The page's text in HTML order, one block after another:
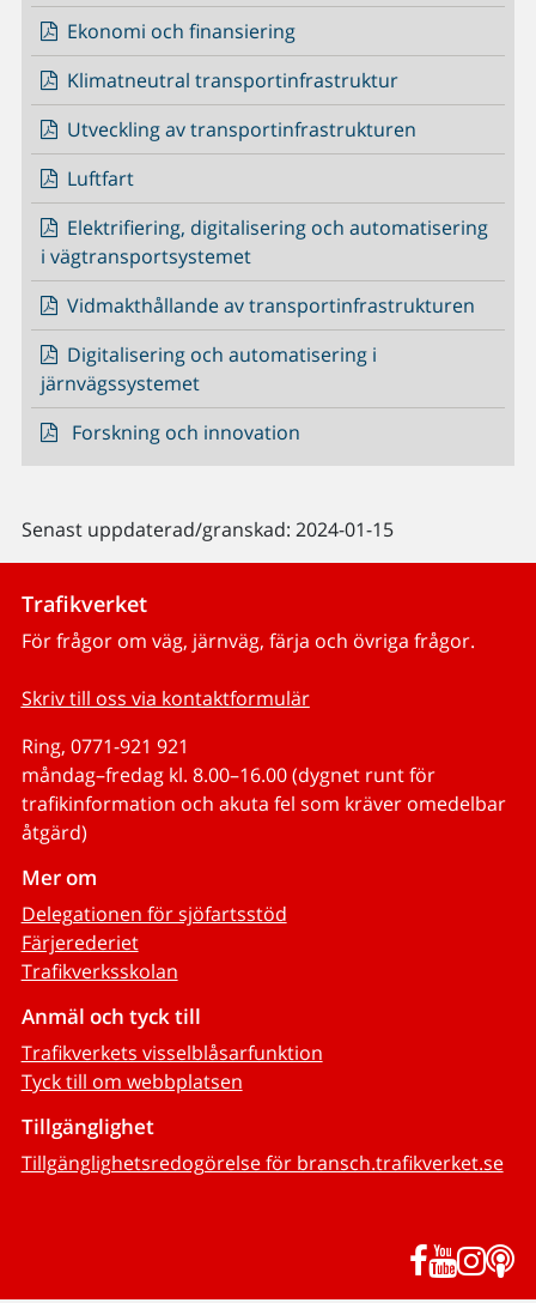
Ekonomi och finansiering
Klimatneutral transportinfrastruktur
Utveckling av transportinfrastrukturen
Luftfart
Elektrifiering, digitalisering och automatisering
i vägtransportsystemet
Vidmakthållande av transportinfrastrukturen
Digitalisering och automatisering i
järnvägssystemet
Forskning och innovation
Senast uppdaterad/granskad: 2024-01-15
Trafikverket
För frågor om väg, järnväg, färja och övriga frågor.
Skriv till oss via kontaktformulär
Ring, 0771-921 921
måndag–fredag kl. 8.00–16.00 (dygnet runt för
trafikinformation och akuta fel som kräver omedelbar
åtgärd)
Mer om
Delegationen för sjöfartsstöd
Färjerederiet
Trafikverksskolan
Anmäl och tyck till
Trafikverkets visselblåsarfunktion
Tyck till om webbplatsen
Tillgänglighet
Tillgänglighetsredogörelse för bransch.trafikverket.se
Facebook
YouTube